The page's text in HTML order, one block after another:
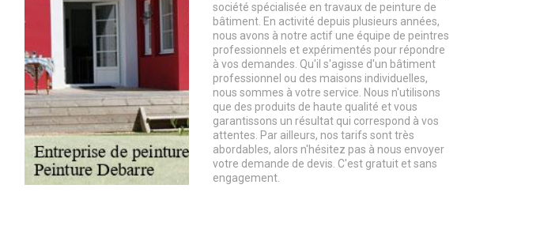
société spécialisée en travaux de peinture de
bâtiment. En activité depuis plusieurs années,
nous avons à notre actif une équipe de peintres
professionnels et expérimentés pour répondre
à vos demandes. Qu'il s'agisse d'un bâtiment
professionnel ou des maisons individuelles,
nous sommes à votre service. Nous n'utilisons
que des produits de haute qualité et vous
garantissons un résultat qui correspond à vos
attentes. Par ailleurs, nos tarifs sont très
abordables, alors n'hésitez pas à nous envoyer
votre demande de devis. C'est gratuit et sans
engagement.